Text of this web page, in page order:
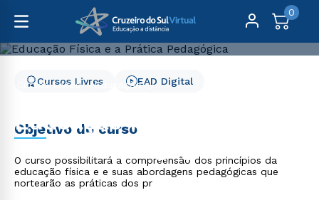
0
Cursos Livres
Educação
Educação Física e a
Prática Pedagógica
Cursos Livres EAD Digital
Objetivo do curso
O curso possibilitará a compreensão dos princípios da
educação física e e suas abordagens pedagógicas que
nortearão as práticas dos pr